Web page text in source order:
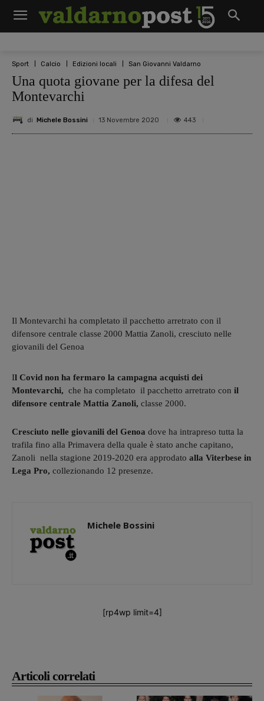
Sport Calcio Edizioni locali San Giovanni Valdarno
Una quota giovane per la difesa del
Montevarchi
di Michele Bossini 13 Novembre 2020 443
Articoli correlati
Il Montevarchi ha completato il pacchetto arretrato con il
difensore centrale classe 2000 Mattia Zanoli, cresciuto nelle
giovanili del Genoa
Il Covid non ha fermaro la campagna acquisti dei
Montevarchi, che ha completato il pacchetto arretrato con il
difensore centrale Mattia Zanoli, classe 2000.
Cresciuto nelle giovanili del Genoa dove ha intrapreso tutta la
trafila fino alla Primavera della quale è stato anche capitano,
Zanoli nella stagione 2019-2020 era approdato alla Viterbese in
Lega Pro, collezionando 12 presenze.
Michele Bossini
[rp4wp limit=4]